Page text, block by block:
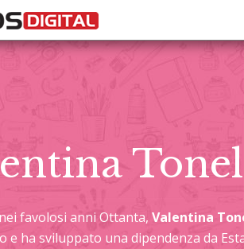
favolosi anni Ottanta, Valentina
e ha sviluppato una dipendenza da